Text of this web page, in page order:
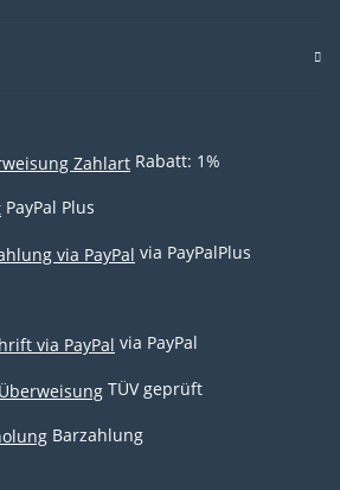
Rabatt: 1%
PayPal Plus
via PayPalPlus
via PayPal
TÜV geprüft
Barzahlung